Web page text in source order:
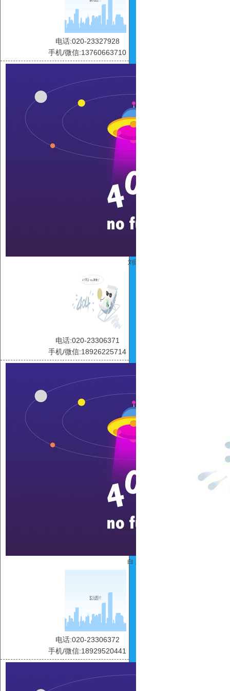
电话:020-23327928
手机/微信:13760663710
刘田
电话:020-23306371
手机/微信:18926225714
白 灵
电话:020-23306372
手机/微信:18929520441